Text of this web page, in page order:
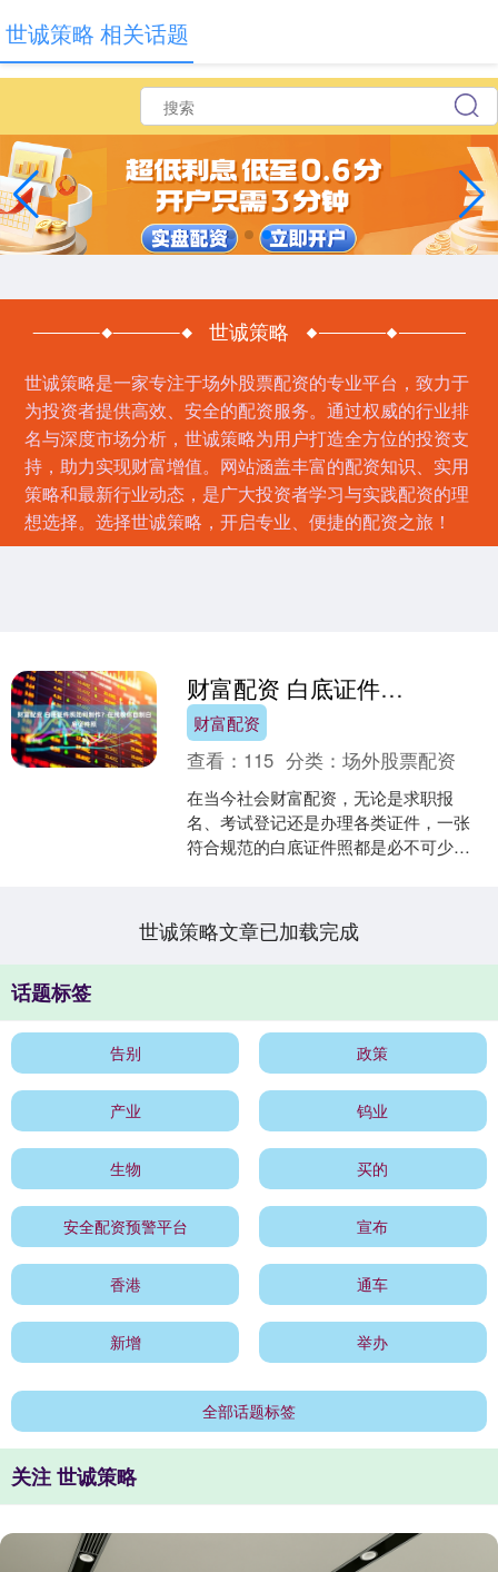
世诚策略
世诚策略是一家专注于场外股票配资的专业平台，致力于
为投资者提供高效、安全的配资服务。通过权威的行业排
名与深度市场分析，世诚策略为用户打造全方位的投资支
持，助力实现财富增值。网站涵盖丰富的配资知识、实用
策略和最新行业动态，是广大投资者学习与实践配资的理
想选择。选择世诚策略，开启专业、便捷的配资之旅！
世诚策略 相关话题
财富配资 白底证件照如何制作？在线教你自制白底证件照
财富配资
查看： 115 分类：场外股票配资
在当今社会财富配资，无论是求职报
名、考试登记还是办理各类证件，一张
符合规范的白底证件照都是必不可少的
世诚策略文章已加载完成
话题标签
告别 政策
产业 钨业
生物 买的
安全配资预警平台 宣布
香港 通车
新增 举办
全部话题标签
关注 世诚策略